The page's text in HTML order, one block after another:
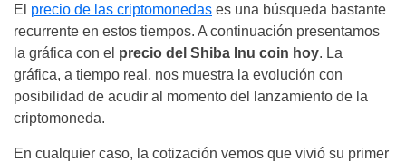
El precio de las criptomonedas es una búsqueda bastante
recurrente en estos tiempos. A continuación presentamos
la gráfica con el precio del Shiba Inu coin hoy. La
gráfica, a tiempo real, nos muestra la evolución con
posibilidad de acudir al momento del lanzamiento de la
criptomoneda.
En cualquier caso, la cotización vemos que vivió su primer